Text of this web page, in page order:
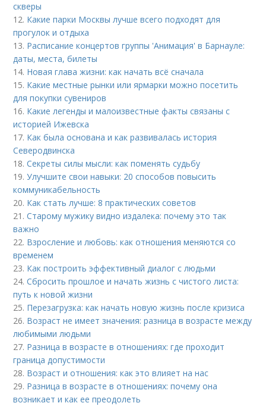
скверы
12. Какие парки Москвы лучше всего подходят для
прогулок и отдыха
13. Расписание концертов группы 'Анимация' в Барнауле:
даты, места, билеты
14. Новая глава жизни: как начать всё сначала
15. Какие местные рынки или ярмарки можно посетить
для покупки сувениров
16. Какие легенды и малоизвестные факты связаны с
историей Ижевска
17. Как была основана и как развивалась история
Северодвинска
18.Секреты силы мысли: как поменять судьбу
19.Улучшите свои навыки: 20 способов повысить
коммуникабельность
20. Как стать лучше: 8 практических советов
21.Старому мужику видно издалека: почему это так
важно
22. Взросление и любовь: как отношения меняются со
временем
23. Как построить эффективный диалог с людьми
24.Сбросить прошлое и начать жизнь с чистого листа:
путь к новой жизни
25. Перезагрузка: как начать новую жизнь после кризиса
26. Возраст не имеет значения: разница в возрасте между
любимыми людьми
27. Разница в возрасте в отношениях: где проходит
граница допустимости
28. Возраст и отношения: как это влияет на нас
29. Разница в возрасте в отношениях: почему она
возникает и как ее преодолеть